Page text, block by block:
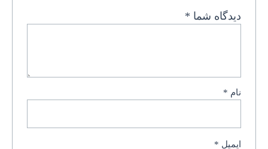
دیدگاه شما *
نام *
ایمیل *